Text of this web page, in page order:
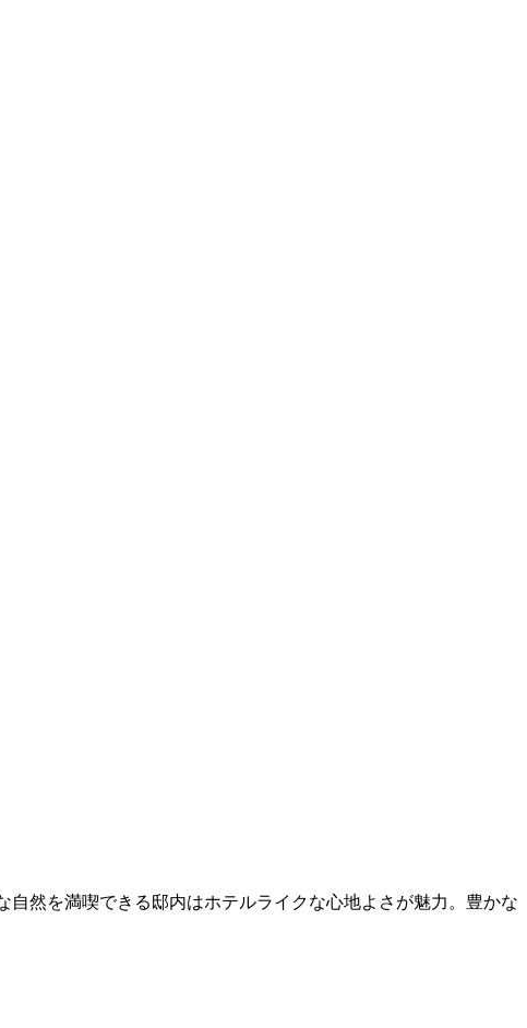
然を満喫できる邸内はホテルライクな心地よさが魅力。豊かな